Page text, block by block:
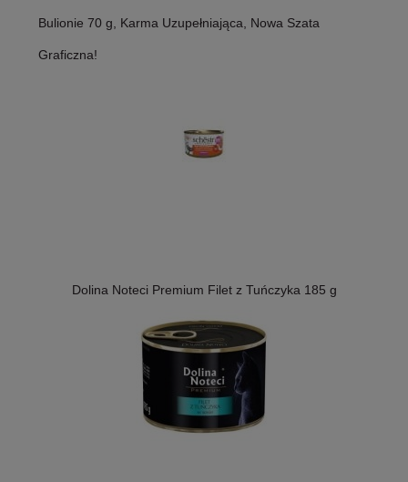
Bulionie 70 g, Karma Uzupełniająca, Nowa Szata
Graficzna!
Dolina Noteci Premium Filet z Tuńczyka 185 g